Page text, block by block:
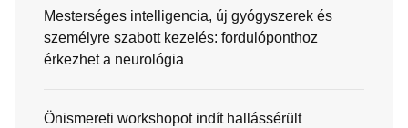
Mesterséges intelligencia, új gyógyszerek és
személyre szabott kezelés: fordulóponthoz
érkezhet a neurológia
Önismereti workshopot indít hallássérült